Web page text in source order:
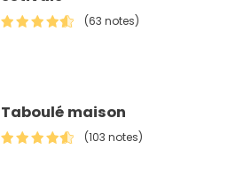
(63 notes)
Taboulé maison
(103 notes)